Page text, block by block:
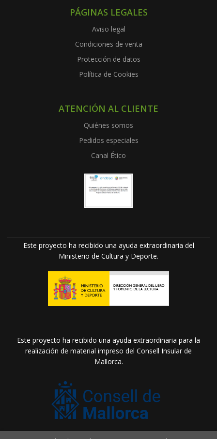
PÁGINAS LEGALES
Aviso legal
Condiciones de venta
Protección de datos
Política de Cookies
ATENCIÓN AL CLIENTE
Quiénes somos
Pedidos especiales
Canal Ético
Este proyecto ha recibido una ayuda extraordinaria del
Ministerio de Cultura y Deporte.
Este proyecto ha recibido una ayuda extraordinaria para la
realización de material impreso del Consell Insular de
Mallorca.